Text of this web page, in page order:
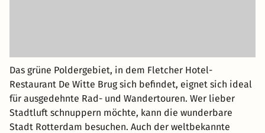
Das grüne Poldergebiet, in dem Fletcher Hotel-
Restaurant De Witte Brug sich befindet, eignet sich ideal
für ausgedehnte Rad- und Wandertouren. Wer lieber
Stadtluft schnuppern möchte, kann die wunderbare
Stadt Rotterdam besuchen. Auch der weltbekannte